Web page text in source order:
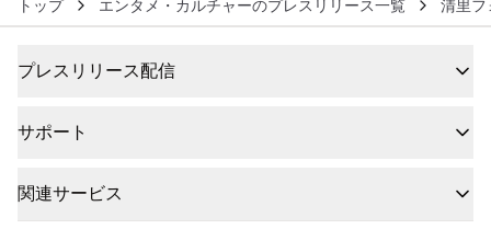
トップ エンタメ・カルチャーのプレスリリース一覧 清里フ
プレスリリース配信
サポート
関連サービス